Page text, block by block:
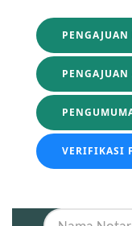
PENGAJUAN
VERIFIKASI